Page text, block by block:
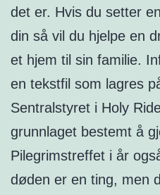
det er. Hvis du setter
din så vil du hjelpe en
et hjem til sin familie.
en tekstfil som lagres
Sentralstyret i Holy
grunnlaget bestemt å
Pilegrimstreffet i år
døden er en ting, men